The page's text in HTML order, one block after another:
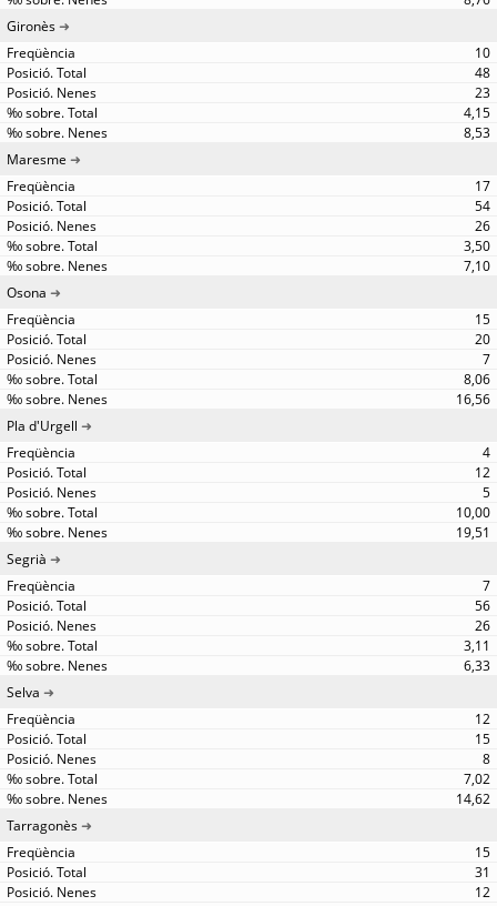
Gironès
10
48
23
4,15
8,53
Maresme
17
54
26
3,50
7,10
Osona
15
20
7
8,06
16,56
Pla d'Urgell
4
12
5
10,00
19,51
Segrià
7
56
26
3,11
6,33
Selva
12
15
8
7,02
14,62
Tarragonès
15
31
12